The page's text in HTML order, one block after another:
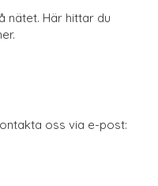
nätet. Här hittar du
oss via e-post: